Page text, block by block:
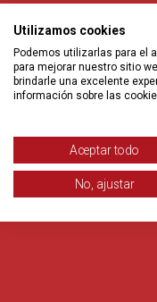
Utilizamos cookies
Podemos utilizarlas para el
para mejorar nuestro sitio
brindarle una excelente
información sobre las
Aceptar todo
No, ajustar